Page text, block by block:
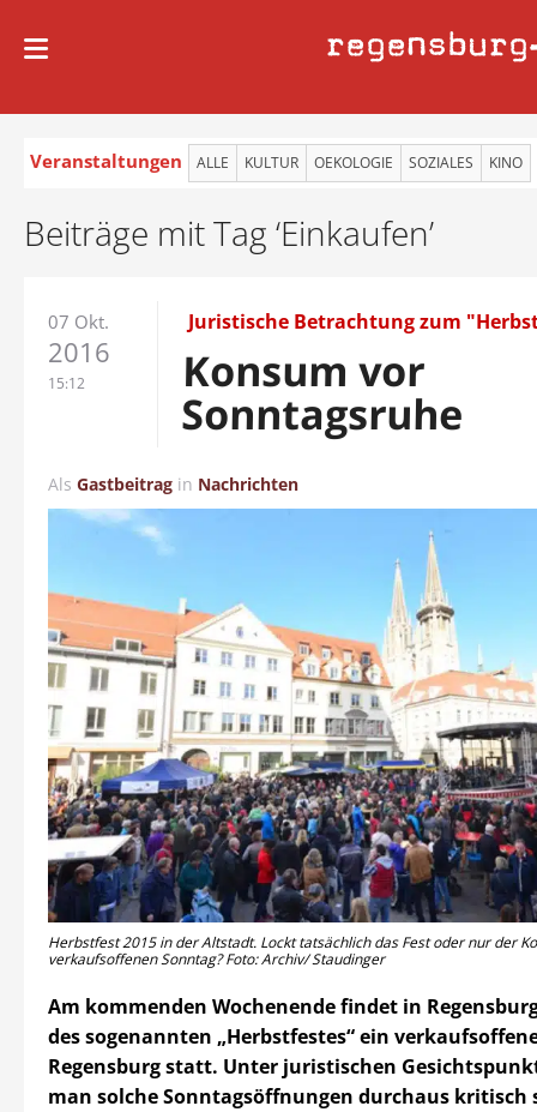
regensburg
Veranstaltungen ALLE KULTUR OEKOLOGIE SOZIALES KINO
Beiträge mit Tag ‘Einkaufen’
07 Okt.
2016
15:12
Juristische Betrachtung zum
Konsum vor
Sonntagsruhe
Als Gastbeitrag in Nachrichten
Herbstfest 2015 in der Altstadt. Lockt tatsächlich das Fest oder nur der
verkaufsoffenen Sonntag? Foto: Archiv/ Staudinger
Am kommenden Wochenende findet in
des sogenannten „Herbstfestes“ ein
Regensburg statt. Unter juristischen
man solche Sonntagsöffnungen durchaus kritisch